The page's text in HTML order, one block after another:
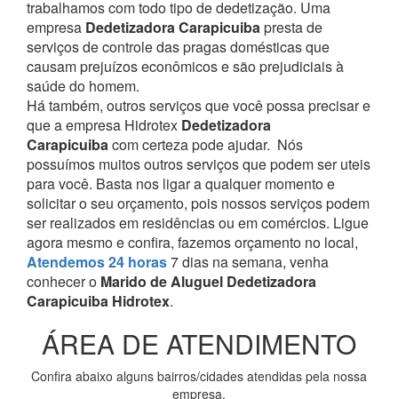
trabalhamos com todo tipo de dedetização. Uma
empresa Dedetizadora Carapicuibapresta de
serviços de controle das pragas domésticas que
causam prejuízos econômicos e são prejudiciais à
saúde do homem.
Há também, outros serviços que você possa precisar e
que a empresa Hidrotex Dedetizadora
Carapicuibacom certeza pode ajudar. Nós
possuímos muitos outros serviços que podem ser uteis
para você. Basta nos ligar a qualquer momento e
solicitar o seu orçamento, pois nossos serviços podem
ser realizados em residências ou em comércios. Ligue
agora mesmo e confira, fazemos orçamento no local,
Atendemos 24 horas7 dias na semana, venha
conhecer o Marido de Aluguel Dedetizadora
Carapicuiba Hidrotex.
ÁREA DE ATENDIMENTO
Confira abaixo alguns bairros/cidades atendidas pela nossa
empresa.